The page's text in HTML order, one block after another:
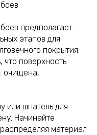
предполагает
этапов для
покрытия.
что поверхность
очищена,
или шпатель для
Начинайте
материал